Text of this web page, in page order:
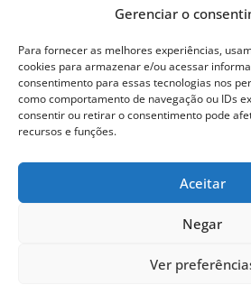
Gerenciar o
Para fornecer as melhores experiências,
cookies para armazenar e/ou acessar
consentimento para essas tecnologias nos
como comportamento de navegação ou IDs
consentir ou retirar o consentimento pode
recursos e funções.
Aceitar
Negar
Ver
© Copyright 2023 - Todos os direitos
parcial sem